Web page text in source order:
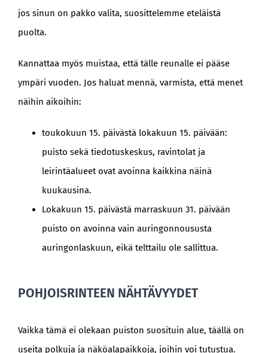
jos sinun on pakko valita, suosittelemme eteläistä
puolta.
Kannattaa myös muistaa, että tälle reunalle ei pääse
ympäri vuoden. Jos haluat mennä, varmista, että menet
näihin aikoihin:
toukokuun 15. päivästä lokakuun 15. päivään:
puisto sekä tiedotuskeskus, ravintolat ja
leirintäalueet ovat avoinna kaikkina näinä
kuukausina.
Lokakuun 15. päivästä marraskuun 31. päivään
puisto on avoinna vain auringonnoususta
auringonlaskuun, eikä telttailu ole sallittua.
POHJOISRINTEEN NÄHTÄVYYDET
Vaikka tämä ei olekaan puiston suosituin alue, täällä on
useita polkuja ja näköalapaikkoja, joihin voi tutustua.